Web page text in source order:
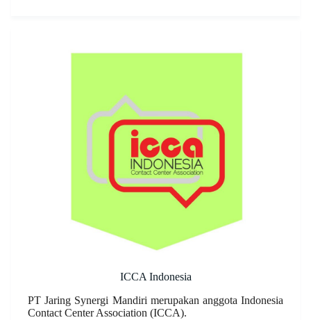
ICCA Indonesia
PT Jaring Synergi Mandiri merupakan anggota Indonesia
Contact Center Association (ICCA).